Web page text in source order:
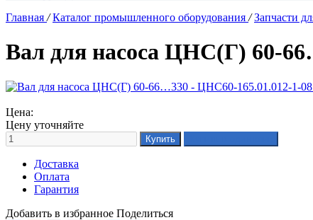
Главная / Каталог промышленного оборудования / Запчасти
Вал для насоса ЦНС(Г) 60-
Цена:
Цену уточняйте
Доставка
Оплата
Гарантия
Добавить в избранное Поделиться